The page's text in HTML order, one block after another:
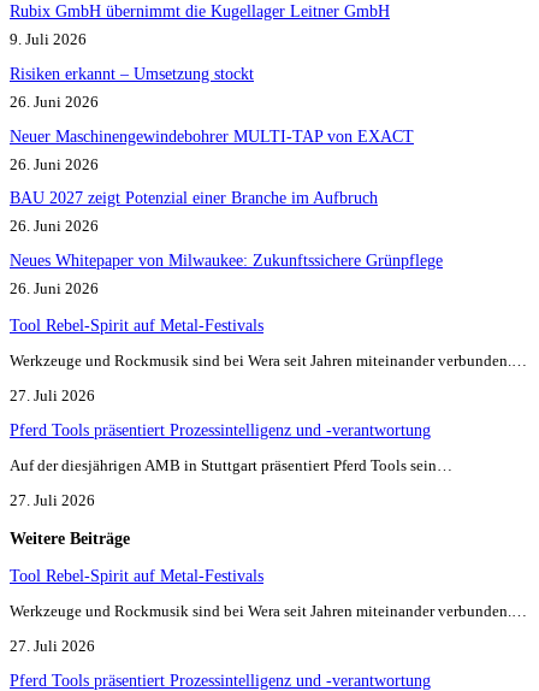
Rubix GmbH übernimmt die Kugellager Leitner GmbH
9. Juli 2026
Risiken erkannt – Umsetzung stockt
26. Juni 2026
Neuer Maschinengewindebohrer MULTI-TAP von EXACT
26. Juni 2026
BAU 2027 zeigt Potenzial einer Branche im Aufbruch​
26. Juni 2026
Neues Whitepaper von Milwaukee: Zukunftssichere Grünpflege
26. Juni 2026
Tool Rebel-Spirit auf Metal-Festivals
Werkzeuge und Rockmusik sind bei Wera seit Jahren miteinander verbunden.…
27. Juli 2026
Pferd Tools präsentiert Prozessintelligenz und -verantwortung
Auf der diesjährigen AMB in Stuttgart präsentiert Pferd Tools sein…
27. Juli 2026
Weitere Beiträge
Tool Rebel-Spirit auf Metal-Festivals
Werkzeuge und Rockmusik sind bei Wera seit Jahren miteinander verbunden.…
27. Juli 2026
Pferd Tools präsentiert Prozessintelligenz und -verantwortung